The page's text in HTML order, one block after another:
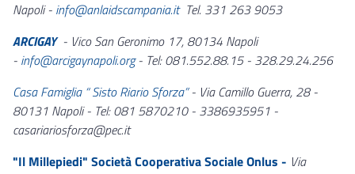
Napoli - info@anlaidscampania.itTel. 331 263 9053
ARCIGAY - Vico San Geronimo 17, 80134 Napoli
- info@arcigaynapoli.org- Tel: 081.552.88.15 - 328.29.24.256
Casa Famiglia “ Sisto Riario Sforza”- Via Camillo Guerra, 28 -
80131 Napoli - Tel: 081 5870210 - 3386935951 -
casariariosforza@pec.it
"Il Millepiedi" Società Cooperativa Sociale Onlus - Via